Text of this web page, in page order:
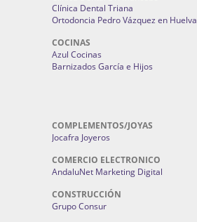
Clínica Dental Triana
Ortodoncia Pedro Vázquez en Huelva
COCINAS
Azul Cocinas
Barnizados García e Hijos
COMPLEMENTOS/JOYAS
Jocafra Joyeros
COMERCIO ELECTRONICO
AndaluNet Marketing Digital
CONSTRUCCIÓN
Grupo Consur